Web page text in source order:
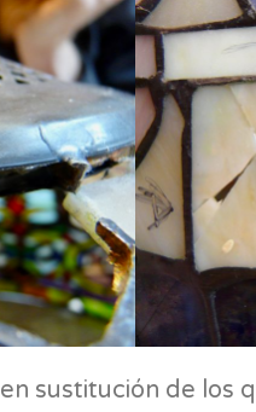
en sustitución de los